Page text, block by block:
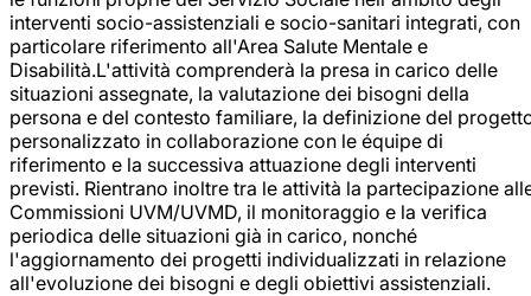
interventi socio-assistenziali e socio-sanitari integrati, con
particolare riferimento all'Area Salute Mentale e
Disabilità.L'attività comprenderà la presa in carico delle
situazioni assegnate, la valutazione dei bisogni della
persona e del contesto familiare, la definizione del
personalizzato in collaborazione con le équipe di
riferimento e la successiva attuazione degli interventi
previsti. Rientrano inoltre tra le attività la partecipazione
Commissioni UVM/UVMD, il monitoraggio e la verifica
periodica delle situazioni già in carico, nonché
l'aggiornamento dei progetti individualizzati in relazione
all'evoluzione dei bisogni e degli obiettivi assistenziali.